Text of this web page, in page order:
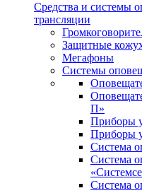
Средства и системы
трансляции
Защитные
Мегафоны
Системы
П»
Приборы
Приборы
Система
Система
Система